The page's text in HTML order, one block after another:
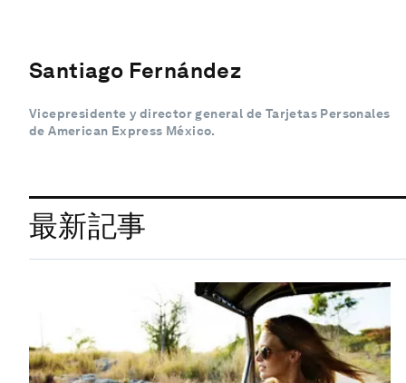
Santiago Fernández
Vicepresidente y director general de Tarjetas Personales
de American Express México.
最新記事